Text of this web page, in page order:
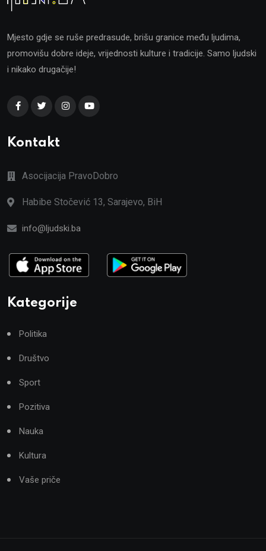
Mjesto gdje se ruše predrasude, brišu granice među ljudima,
promovišu dobre ideje, vrijednosti kulture i tradicije. Samo ljudski
i nikako drugačije!
Kontakt
Asocijacija PravoDobro
Habibe Stočević 13, Sarajevo, BiH
info@ljudski.ba
Kategorije
Politika
Društvo
Sport
Pozitiva
Nauka
Kultura
Vaše priče